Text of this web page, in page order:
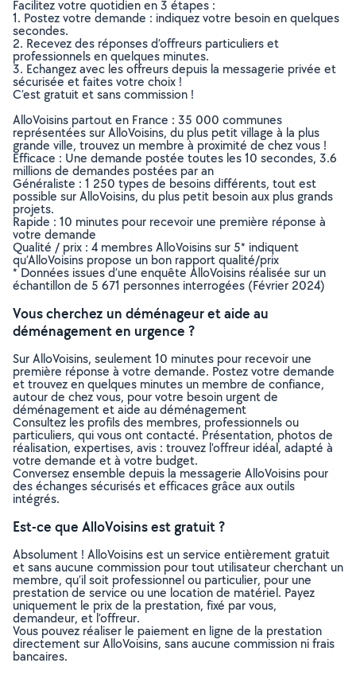
Facilitez votre quotidien en 3 étapes :
1. Postez votre demande : indiquez votre besoin en quelques
secondes.
2. Recevez des réponses d’offreurs particuliers et
professionnels en quelques minutes.
3. Echangez avec les offreurs depuis la messagerie privée et
sécurisée et faites votre choix !
C’est gratuit et sans commission !
AlloVoisins partout en France : 35 000 communes
représentées sur AlloVoisins, du plus petit village à la plus
grande ville, trouvez un membre à proximité de chez vous !
Efficace : Une demande postée toutes les 10 secondes, 3.6
millions de demandes postées par an
Généraliste : 1 250 types de besoins différents, tout est
possible sur AlloVoisins, du plus petit besoin aux plus grands
projets.
Rapide : 10 minutes pour recevoir une première réponse à
votre demande
Qualité / prix : 4 membres AlloVoisins sur 5* indiquent
qu’AlloVoisins propose un bon rapport qualité/prix
* Données issues d’une enquête AlloVoisins réalisée sur un
échantillon de 5 671 personnes interrogées (Février 2024)
Vous cherchez un déménageur et aide au
déménagement en urgence ?
Sur AlloVoisins, seulement 10 minutes pour recevoir une
première réponse à votre demande. Postez votre demande
et trouvez en quelques minutes un membre de confiance,
autour de chez vous, pour votre besoin urgent de
déménagement et aide au déménagement
Consultez les profils des membres, professionnels ou
particuliers, qui vous ont contacté. Présentation, photos de
réalisation, expertises, avis : trouvez l'offreur idéal, adapté à
votre demande et à votre budget.
Conversez ensemble depuis la messagerie AlloVoisins pour
des échanges sécurisés et efficaces grâce aux outils
intégrés.
Est-ce que AlloVoisins est gratuit ?
Absolument ! AlloVoisins est un service entièrement gratuit
et sans aucune commission pour tout utilisateur cherchant un
membre, qu’il soit professionnel ou particulier, pour une
prestation de service ou une location de matériel. Payez
uniquement le prix de la prestation, fixé par vous,
demandeur, et l’offreur.
Vous pouvez réaliser le paiement en ligne de la prestation
directement sur AlloVoisins, sans aucune commission ni frais
bancaires.